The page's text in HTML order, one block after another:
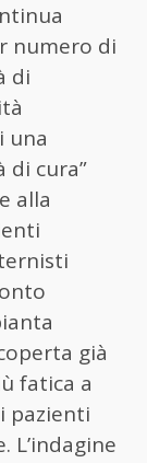
numero di
di
una
di cura”
alla
già
fatica a
pazienti
L’indagine